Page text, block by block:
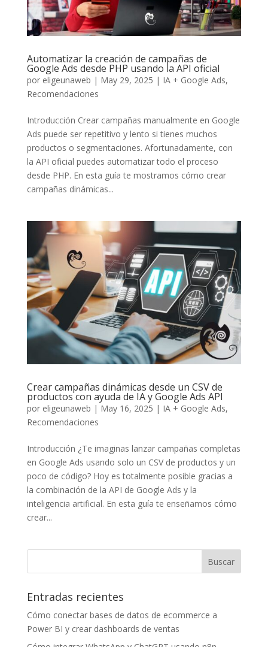
Automatizar la creación de campañas de
Google Ads desde PHP usando la API oficial
por eligeunaweb | May 29, 2025 | IA + Google Ads,
Recomendaciones
Introducción Crear campañas manualmente en Google
Ads puede ser repetitivo y lento si tienes muchos
productos o segmentaciones. Afortunadamente, con
la API oficial puedes automatizar todo el proceso
desde PHP. En esta guía te mostramos cómo crear
campañas dinámicas...
Crear campañas dinámicas desde un CSV de
productos con ayuda de IA y Google Ads API
por eligeunaweb | May 16, 2025 | IA + Google Ads,
Recomendaciones
Introducción ¿Te imaginas lanzar campañas completas
en Google Ads usando solo un CSV de productos y un
poco de código? Hoy es totalmente posible gracias a
la combinación de la API de Google Ads y la
inteligencia artificial. En esta guía te enseñamos cómo
crear...
Entradas recientes
Cómo conectar bases de datos de ecommerce a
Power BI y crear dashboards de ventas